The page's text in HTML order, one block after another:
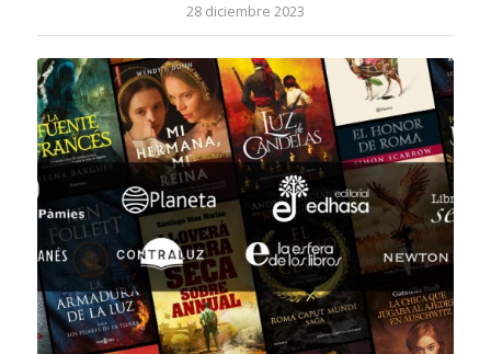
28 diciembre 2023